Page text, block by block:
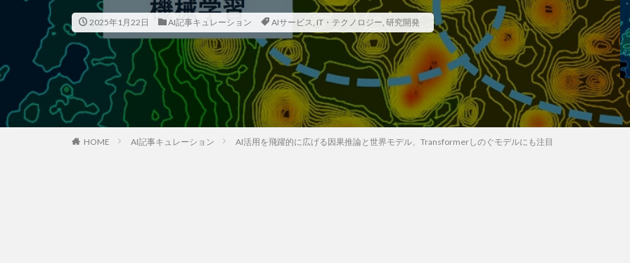
2025年1月22日 AI記事キュレーション AIサービス, IT・テクノロジー, 研究開発
HOME AI記事キュレーション AI活用を飛躍的に広げる因果推論と世界モデル、Transformerしのぐモデルにも注目